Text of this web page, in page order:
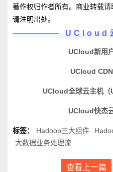
著作权归作者所有。商业转载
请注明出处。
UCloud
UCloud新用
UCloud
UCloud全球云主机（
UCloud快杰
标签： Hadoop三大组件
大数据业务处理流
查看上一篇